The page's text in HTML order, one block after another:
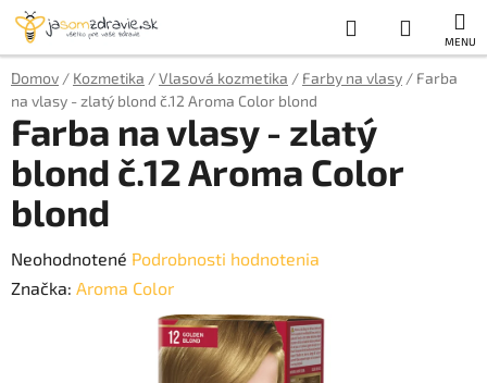
Prejsť
obsah
Hľadať
KOŠÍK
Domov / Kozmetika /Vlasová kozmetika / Farby na vlasy / Farba
na vlasy - zlatý blond č.12 Aroma Color blond
Farba na vlasy - zlatý
blond č.12 Aroma Color
blond
Priemerné
hodnotenie
Neohodnotené Podrobnosti hodnotenia
Značka: Aroma Color